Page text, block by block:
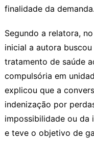
finalidade da demanda.
Segundo a relatora,
inicial a autora
tratamento de saúde
compulsória em
explicou que a
indenização por
impossibilidade ou da
e teve o objetivo de